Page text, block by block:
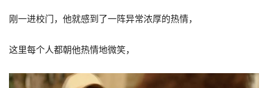
刚一进校门，他就感到了一阵异常浓厚的热情，
这里每个人都朝他热情地微笑，